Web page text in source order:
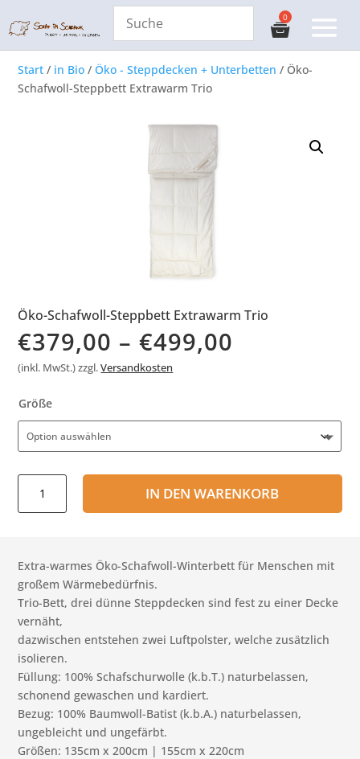
Start / in Bio /Öko - Steppdecken + Unterbetten / Öko-
Schafwoll-Steppbett Extrawarm Trio
Öko-Schafwoll-Steppbett Extrawarm Trio
€379,00 –€499,00
(inkl. MwSt.) zzgl.Versandkosten
Extra-warmes Öko-Schafwoll-Winterbett für Menschen mit
großem Wärmebedürfnis.
Trio-Bett, drei dünne Steppdecken sind fest zu einer Decke
vernäht,
dazwischen entstehen zwei Luftpolster, welche zusätzlich
isolieren.
Füllung: 100% Schafschurwolle (k.b.T.) naturbelassen,
schonend gewaschen und kardiert.
Bezug: 100% Baumwoll-Batist (k.b.A.) naturbelassen,
ungebleicht und ungefärbt.
Größen: 135cm x 200cm | 155cm x 220cm
Größe
Schafwoll-
Menge
IN DEN WARENKORB